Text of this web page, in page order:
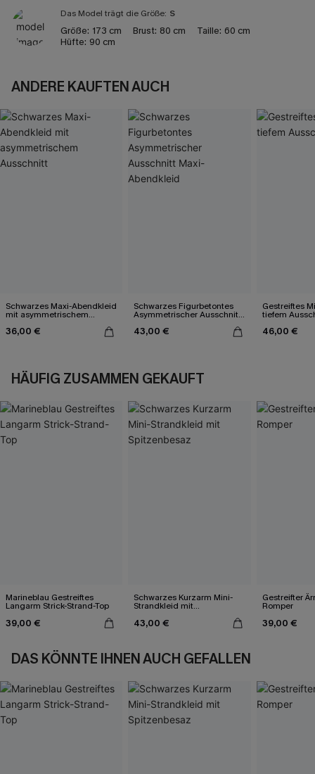
Das Model trägt die Größe: S
Größe: 173 cm Brust: 80 cm Taille: 60 cm
Hüfte: 90 cm
ANDERE KAUFTEN AUCH
Schwarzes Maxi-Abendkleid
mit asymmetrischem
Ausschnitt
36,00 €
Schwarzes Figurbetontes
Asymmetrischer Ausschnitt
Maxi-Abendkleid
43,00 €
Gestreiftes
tiefem
46,00 €
HÄUFIG ZUSAMMEN GEKAUFT
Marineblau Gestreiftes
Langarm Strick-Strand-Top
39,00 €
Schwarzes Kurzarm Mini-
Strandkleid mit
43,00 €
Gestreifter
Romper
39,00 €
DAS KÖNNTE IHNEN AUCH GEFALLEN